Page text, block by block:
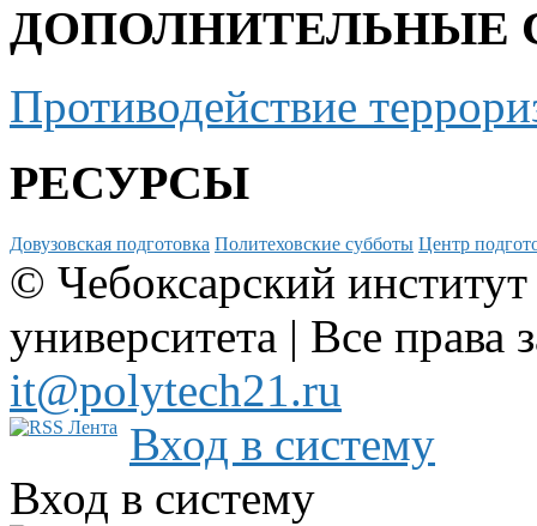
ДОПОЛНИТЕЛЬНЫЕ
Противодействие
РЕСУРСЫ
Довузовская подготовка Политеховские субботы Центр
© Чебоксарский
университета | Все
it@polytech21.ru
Вход в систему
Вход в систему